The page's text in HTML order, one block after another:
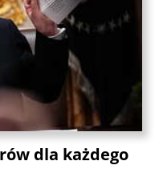
dla każdego